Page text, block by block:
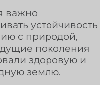
важно
устойчивость
с природой,
поколения
здоровую и
землю.